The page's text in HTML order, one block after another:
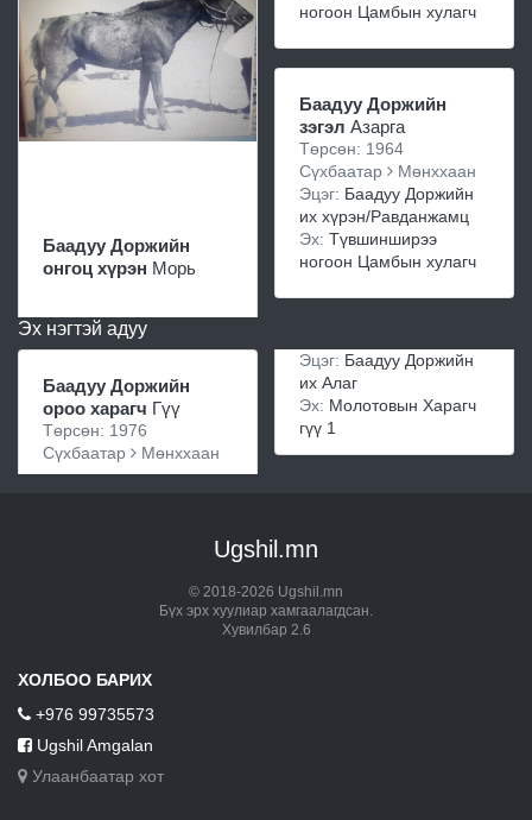
Баадуу Доржийн
онгоц хүрэн Морь
ногоон Цамбын хулагч
Баадуу Доржийн
зэгэл Азарга
Төрсөн: 1964
Сүхбаатар
Мөнххаан
Эцэг: Баадуу Доржийн
их хүрэн/Равданжамц
Эх: Түвшинширээ
ногоон Цамбын хулагч
Эх нэгтэй адуу
Баадуу Доржийн
ороо харагч Гүү
Төрсөн: 1976
Сүхбаатар
Мөнххаан
Эцэг: Баадуу Доржийн
их Алаг
Эх: Молотовын Харагч
гүү 1
Ugshil.mn
© 2018-2026 Ugshil.mn
Бүх эрх хуулиар хамгаалагдсан.
Хувилбар 2.6
ХОЛБОО БАРИХ
+976 99735573
Ugshil Amgalan
Улаанбаатар хот